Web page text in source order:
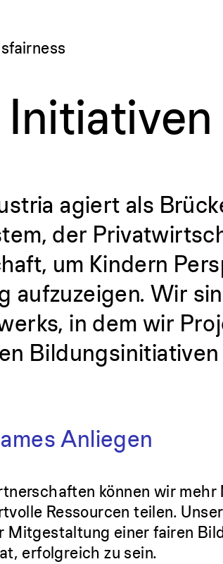
agiert als
der
um Kindern
aufzuzeigen. Wir
in dem wir
Anliegen
können wir
Ressourcen teilen.
Mitgestaltung einer fairen
erfolgreich zu sein.